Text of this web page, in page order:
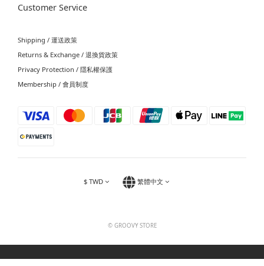
Customer Service
Shipping / 運送政策
Returns & Exchange / 退換貨政策
Privacy Protection / 隱私權保護
Membership / 會員制度
$ TWD 繁體中文
© GROOVY STORE